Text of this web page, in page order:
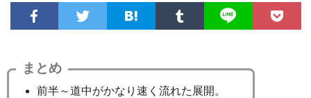
まとめ
前半～道中がかなり速く流れた展開。